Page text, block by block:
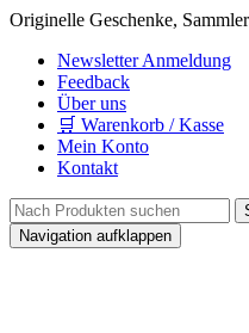
Originelle Geschenke,
Newsletter Anmeldung
Feedback
Über uns
🛒 Warenkorb / Kasse
Mein Konto
Kontakt
Navigation aufklappen